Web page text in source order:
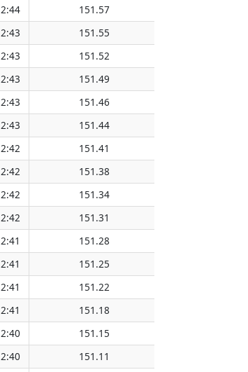
151.57
151.55
151.52
151.49
151.46
151.44
151.41
151.38
151.34
151.31
151.28
151.25
151.22
151.18
151.15
151.11